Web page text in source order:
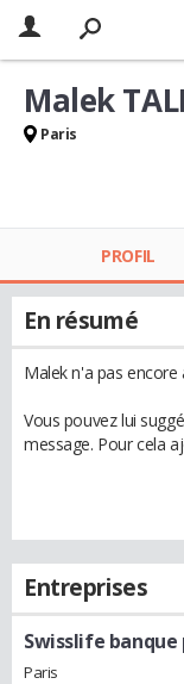
Malek
Paris
PROFIL
En résumé
Malek n'a pas
Vous pouvez lui
message. Pour cela
Entreprises
Swisslife banque
Paris